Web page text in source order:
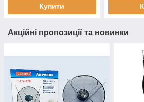
Купити
Акційні пропозиції та новинки